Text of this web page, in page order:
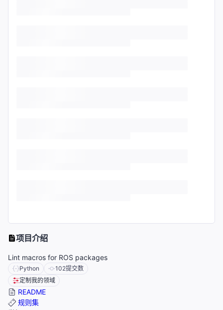
项目介绍
Lint macros for ROS packages
Python 102提交数
定制我的领域
README
规则集